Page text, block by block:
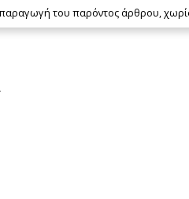
του παρόντος άρθρου,